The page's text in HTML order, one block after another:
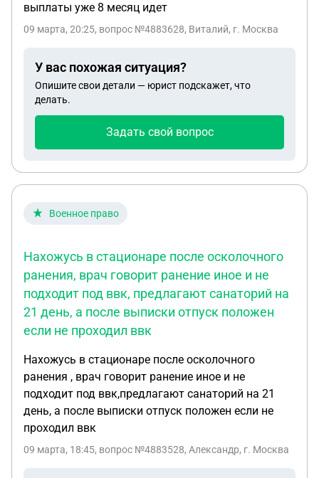
выплаты уже 8 месяц идет
09 марта, 20:25, вопрос №4883628, Виталий, г. Москва
У вас похожая ситуация?
Опишите свои детали — юрист подскажет, что
делать.
Задать свой вопрос
Военное право
Нахожусь в стационаре после осколочного
ранения, врач говорит ранение иное и не
подходит под ввк, предлагают санаторий на
21 день, а после выписки отпуск положен
если не проходил ввк
Нахожусь в стационаре после осколочного
ранения , врач говорит ранение иное и не
подходит под ввк,предлагают санаторий на 21
день, а после выписки отпуск положен если не
проходил ввк
09 марта, 18:45, вопрос №4883528, Александр, г. Москва